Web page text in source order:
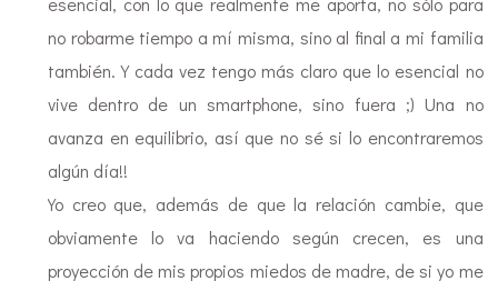
no robarme tiempo a mí misma, sino al final a mi familia
también. Y cada vez tengo más claro que lo esencial no
vive dentro de un smartphone, sino fuera ;) Una no
avanza en equilibrio, así que no sé si lo encontraremos
algún día!!
Yo creo que, además de que la relación cambie, que
obviamente lo va haciendo según crecen, es una
proyección de mis propios miedos de madre, de si yo me